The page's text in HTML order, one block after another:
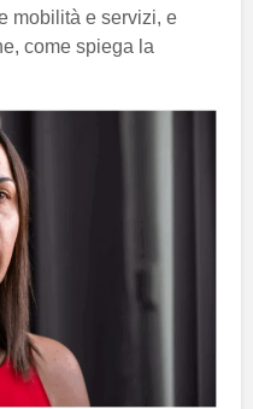
mobilità e servizi, e
come spiega la